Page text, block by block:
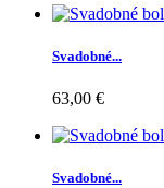
Svadobné...
63,00 €
Svadobné...